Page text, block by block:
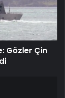
Gözler Çin